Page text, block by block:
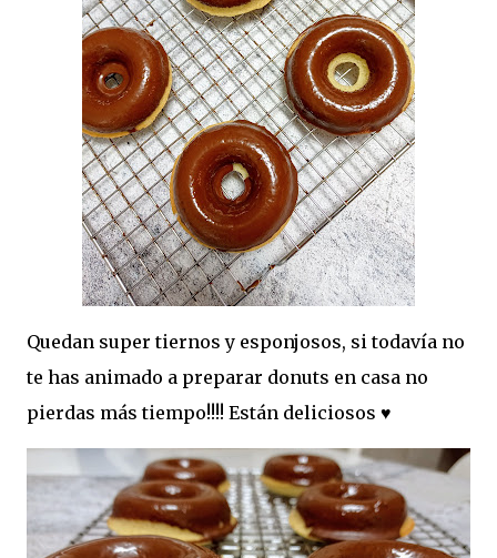
Quedan super tiernos y esponjosos, si todavía no
te has animado a preparar donuts en casa no
pierdas más tiempo!!!! Están deliciosos ♥